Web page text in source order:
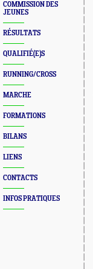
COMMISSION DES
JEUNES
RÉSULTATS
QUALIFIÉ(E)S
RUNNING/CROSS
MARCHE
FORMATIONS
BILANS
LIENS
CONTACTS
INFOS PRATIQUES